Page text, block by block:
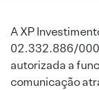
A XP
02.332.886/
autorizada a
comunicação